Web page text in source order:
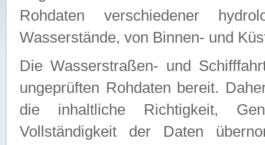
Rohdaten verschiedener
Wasserstände, von Binnen- und
Die Wasserstraßen- und
ungeprüften Rohdaten bereit.
die inhaltliche Richtigkeit,
Vollständigkeit der Daten